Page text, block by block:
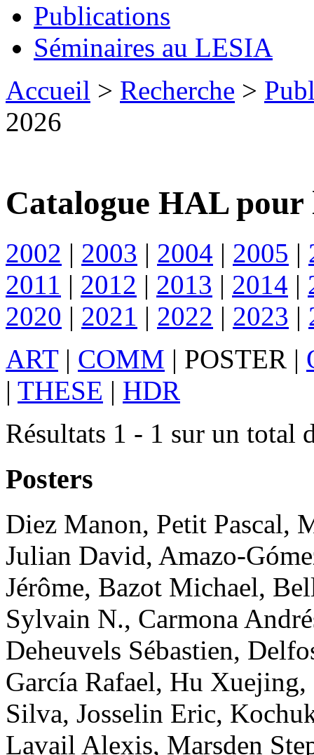
Publications
Séminaires au LESIA
Accueil > Recherche >
2026
Catalogue HAL pour
2002 | 2003 | 2004 | 2005 |
2011 | 2012 | 2013 | 2014 |
2020 | 2021 | 2022 | 2023 |
ART| COMM | POSTER |
| THESE | HDR
Résultats 1 - 1 sur un total
Posters
Diez Manon, Petit Pascal,
Julian David, Amazo-
Jérôme, Bazot Michael,
Sylvain N., Carmona
Deheuvels Sébastien,
García Rafael, Hu Xuejing,
Silva, Josselin Eric,
Lavail Alexis, Marsden